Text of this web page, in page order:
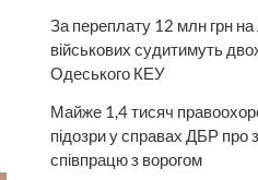
За переплату 12 млн грн на
військових судитимуть
Одеського КЕУ
Майже 1,4 тисяч
підозри у справах ДБР про
співпрацю з ворогом